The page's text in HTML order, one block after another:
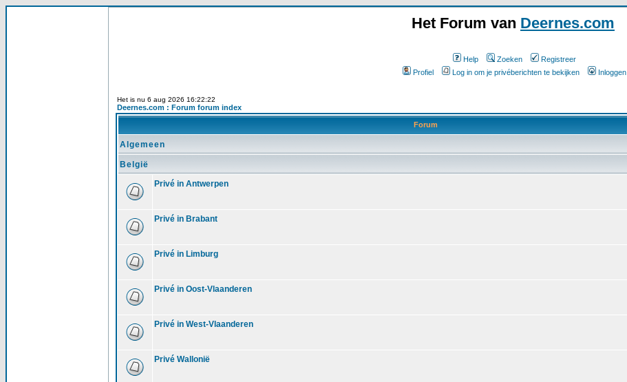
Het Forum van Deernes.com
Help Zoeken
Registreer
Profiel
Log in om je privéberichten te bekijken Inloggen
Het is nu 6 aug 2026 16:22:22
Deernes.com : Forum forum index
Forum
Algemeen
België
Privé in Antwerpen
Privé in Brabant
Privé in Limburg
Privé in Oost-Vlaanderen
Privé in West-Vlaanderen
Privé Wallonië